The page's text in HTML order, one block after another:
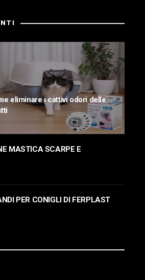
eliminare i cattivi odori delle
MASTICA SCARPE E
PER CONIGLI DI FERPLAST